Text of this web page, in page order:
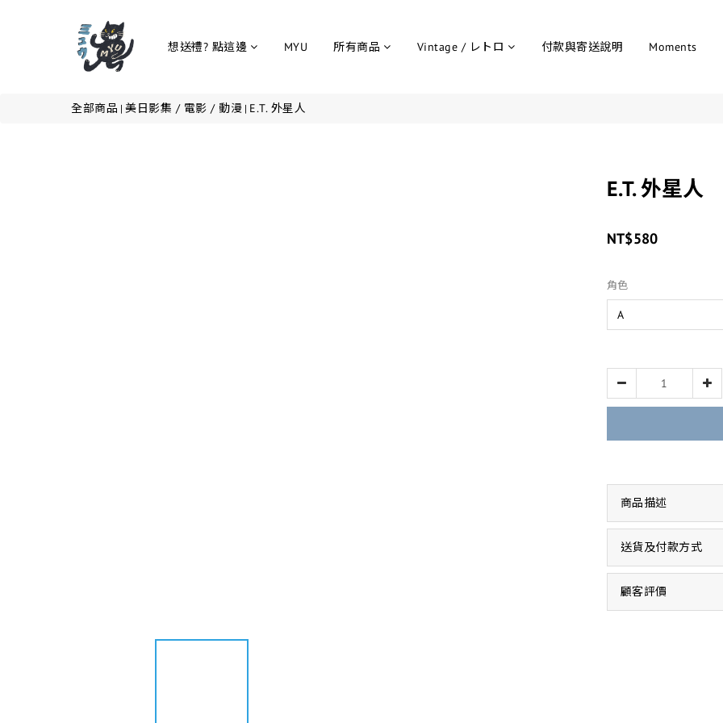
想送禮? 點這邊 MYU 所有商品 Vintage / レトロ 付款與寄送說明 Moments
全部商品 | 美日影集 / 電影 / 動漫 | E.T. 外星人
E.T. 外星人
NT$580
角色
商品描述
送貨及付款方式
顧客評價